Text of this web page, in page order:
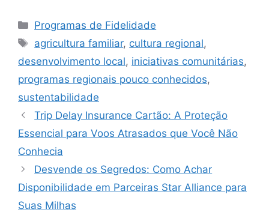
Categorias
Programas de Fidelidade
Tags
agricultura familiar, cultura regional,
desenvolvimento local, iniciativas comunitárias,
programas regionais pouco conhecidos,
sustentabilidade
Trip Delay Insurance Cartão: A Proteção
Essencial para Voos Atrasados que Você Não
Conhecia
Desvende os Segredos: Como Achar
Disponibilidade em Parceiras Star Alliance para
Suas Milhas